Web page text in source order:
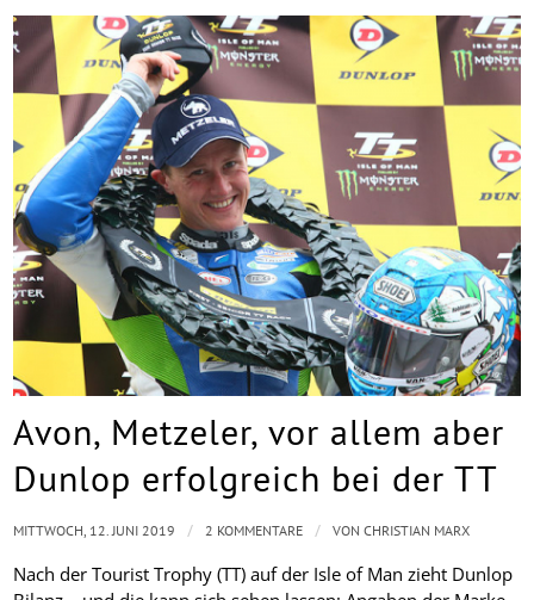
Avon, Metzeler, vor allem aber
Dunlop erfolgreich bei der TT
Nach der Tourist Trophy (TT) auf der Isle of Man zieht Dunlop
MITTWOCH, 12. JUNI 2019 / 2 KOMMENTARE / VONCHRISTIAN MARX